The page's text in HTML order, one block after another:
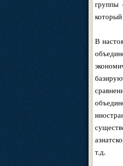
группы
который
В
т.д.